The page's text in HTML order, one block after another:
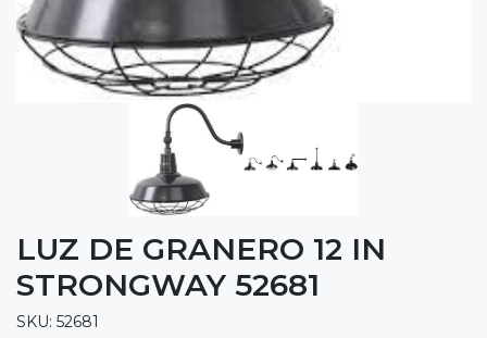
LUZ DE GRANERO 12 IN
STRONGWAY 52681
SKU: 52681